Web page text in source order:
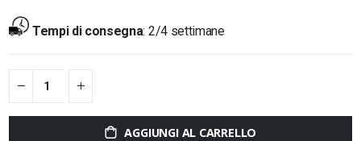
Tempi di consegna: 2/4 settimane
AGGIUNGI AL CARRELLO